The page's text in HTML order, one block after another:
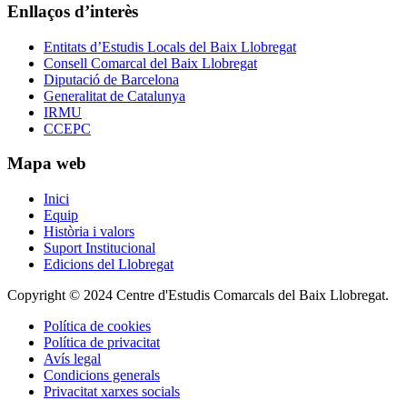
Enllaços d’interès
Entitats d’Estudis Locals del Baix Llobregat
Consell Comarcal del Baix Llobregat
Diputació de Barcelona
Generalitat de Catalunya
IRMU
CCEPC
Mapa web
Inici
Equip
Història i valors
Suport Institucional
Edicions del Llobregat
Copyright © 2024 Centre d'Estudis Comarcals del Baix Llobregat.
Política de cookies
Política de privacitat
Avís legal
Condicions generals
Privacitat xarxes socials